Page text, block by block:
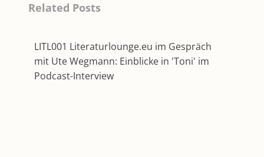
Related Posts
LITL001 Literaturlounge.eu im Gespräch
mit Ute Wegmann: Einblicke in 'Toni' im
Podcast-Interview